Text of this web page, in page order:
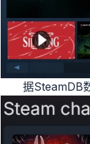
据SteamDB